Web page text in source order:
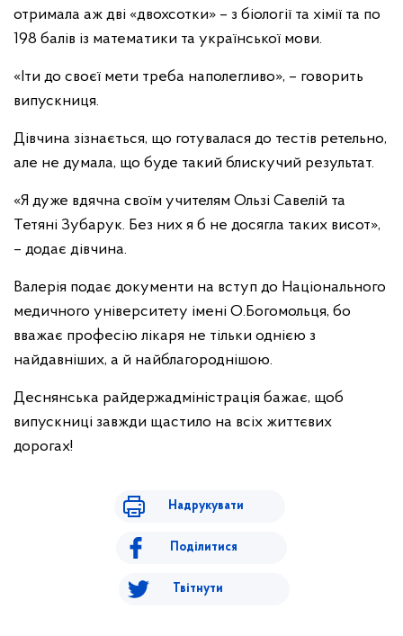
отримала аж дві «двохсотки» – з біології та хімії та по
198 балів із математики та української мови.
«Іти до своєї мети треба наполегливо», – говорить
випускниця.
Дівчина зізнається, що готувалася до тестів ретельно,
але не думала, що буде такий блискучий результат.
«Я дуже вдячна своїм учителям Ользі Савелій та
Тетяні Зубарук. Без них я б не досягла таких висот»,
– додає дівчина.
Валерія подає документи на вступ до Національного
медичного університету імені О.Богомольця, бо
вважає професію лікаря не тільки однією з
найдавніших, а й найблагороднішою.
Деснянська райдержадміністрація бажає, щоб
випускниці завжди щастило на всіх життєвих
дорогах!
Надрукувати
Поділитися
Твітнути